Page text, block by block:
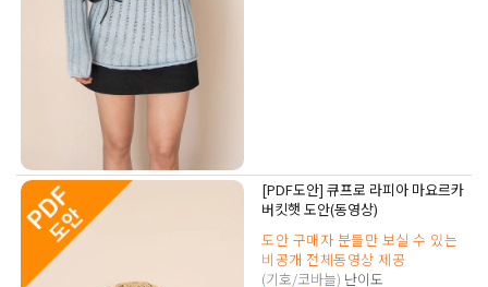
[PDF도안] 큐프로 라피아 마요르카
버킷햇 도안(동영상)
도안 구매자 분들만 보실 수 있는
비공개 전체동영상 제공
(기호/코바늘) 난이도